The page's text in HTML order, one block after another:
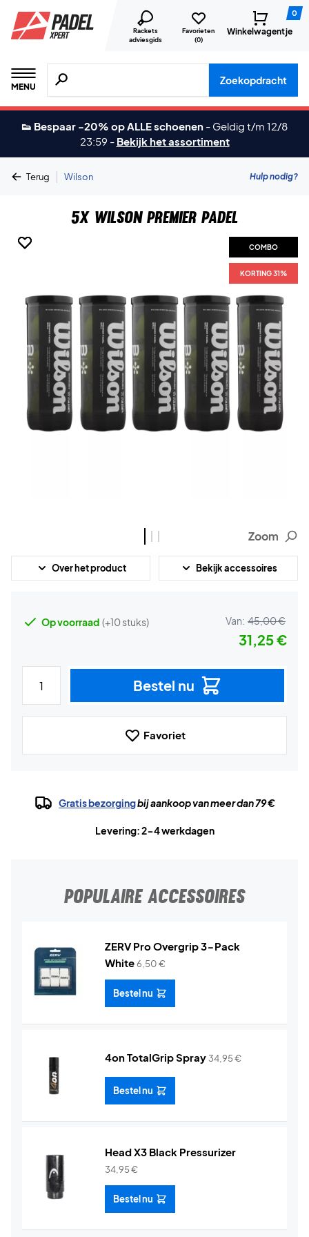
Rackets
adviesgids
Favorieten
(0)
0
Winkelwagentje
MENU
Zoeken naar producten, merken etc.
Zoekopdracht
👟 Bespaar -20% op ALLE schoenen - Geldig t/m 12/8
23:59 - Bekijk het assortiment
Terug | Wilson Hulp nodig?
5x Wilson Premier Padel
COMBO
KORTING 31%
COMBO
KORTING 31%
COMBO
KORTING 31%
Zoom
Over het product Bekijk accessoires
Op voorraad (+10 stuks) Van: 45,00 €
31,25 €
Bestel nu
Favoriet
Gratis bezorgingbij aankoop van meer dan 79 €
Levering: 2-4 werkdagen
POPULAIRE ACCESSOIRES
ZERV Pro Overgrip 3-Pack
White6,50€
Bestel nu
4on TotalGrip Spray 34,95€
Bestel nu
Head X3 Black Pressurizer
34,95€
Bestel nu